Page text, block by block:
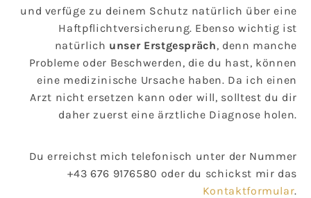
und verfüge zu deinem Schutz natürlich über eine
Haftpflichtversicherung. Ebenso wichtig ist
natürlich unser Erstgespräch, denn manche
Probleme oder Beschwerden, die du hast, können
eine medizinische Ursache haben. Da ich einen
Arzt nicht ersetzen kann oder will, solltest du dir
daher zuerst eine ärztliche Diagnose holen.
Du erreichst mich telefonisch unter der Nummer
+43 676 9176580 oder du schickst mir das
Kontaktformular.